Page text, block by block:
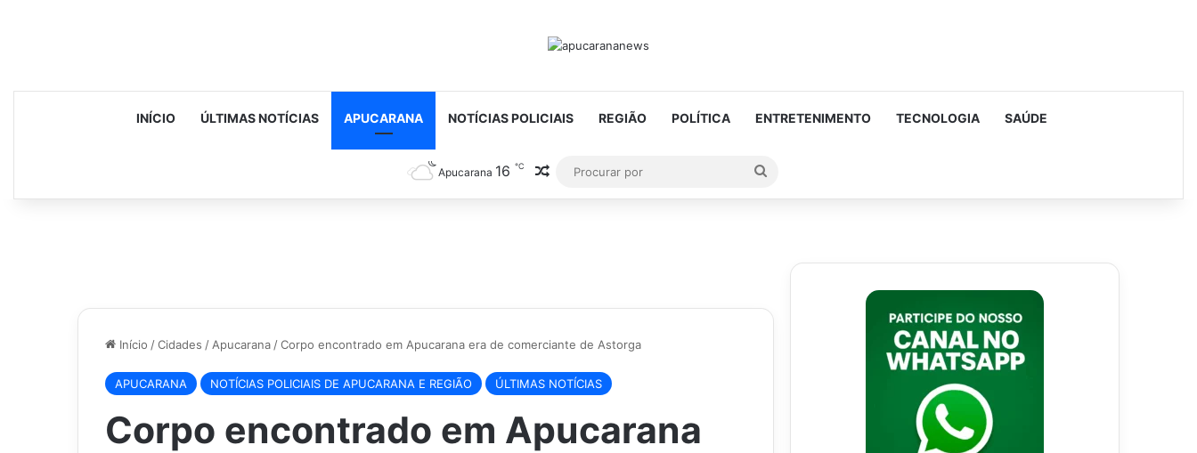
INÍCIO ÚLTIMAS NOTÍCIAS APUCARANA NOTÍCIAS POLICIAIS REGIÃO POLÍTICA ENTRETENIMENTO TECNOLOGIA SAÚDE
Apucarana 16 ℃ Artigo aleatório
Procurar
por
Início /Cidades / Apucarana /Corpo encontrado em Apucarana era de comerciante de Astorga
APUCARANA NOTÍCIAS POLICIAIS DE APUCARANA E REGIÃO ÚLTIMAS NOTÍCIAS
Corpo encontrado em Apucarana